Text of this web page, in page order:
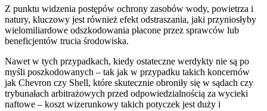
Z punktu widzenia postępów ochrony zasobów wody, powietrza i
natury, kluczowy jest również efekt odstraszania, jaki przyniosłyby
wielomiliardowe odszkodowania płacone przez sprawców lub
beneficjentów trucia środowiska.
Nawet w tych przypadkach, kiedy ostateczne werdykty nie są po
myśli poszkodowanych – tak jak w przypadku takich koncernów
jak Chevron czy Shell, które skutecznie obroniły się w sądach czy
trybunałach arbitrażowych przed odpowiedzialnością za wycieki
naftowe – koszt wizerunkowy takich potyczek jest duży i